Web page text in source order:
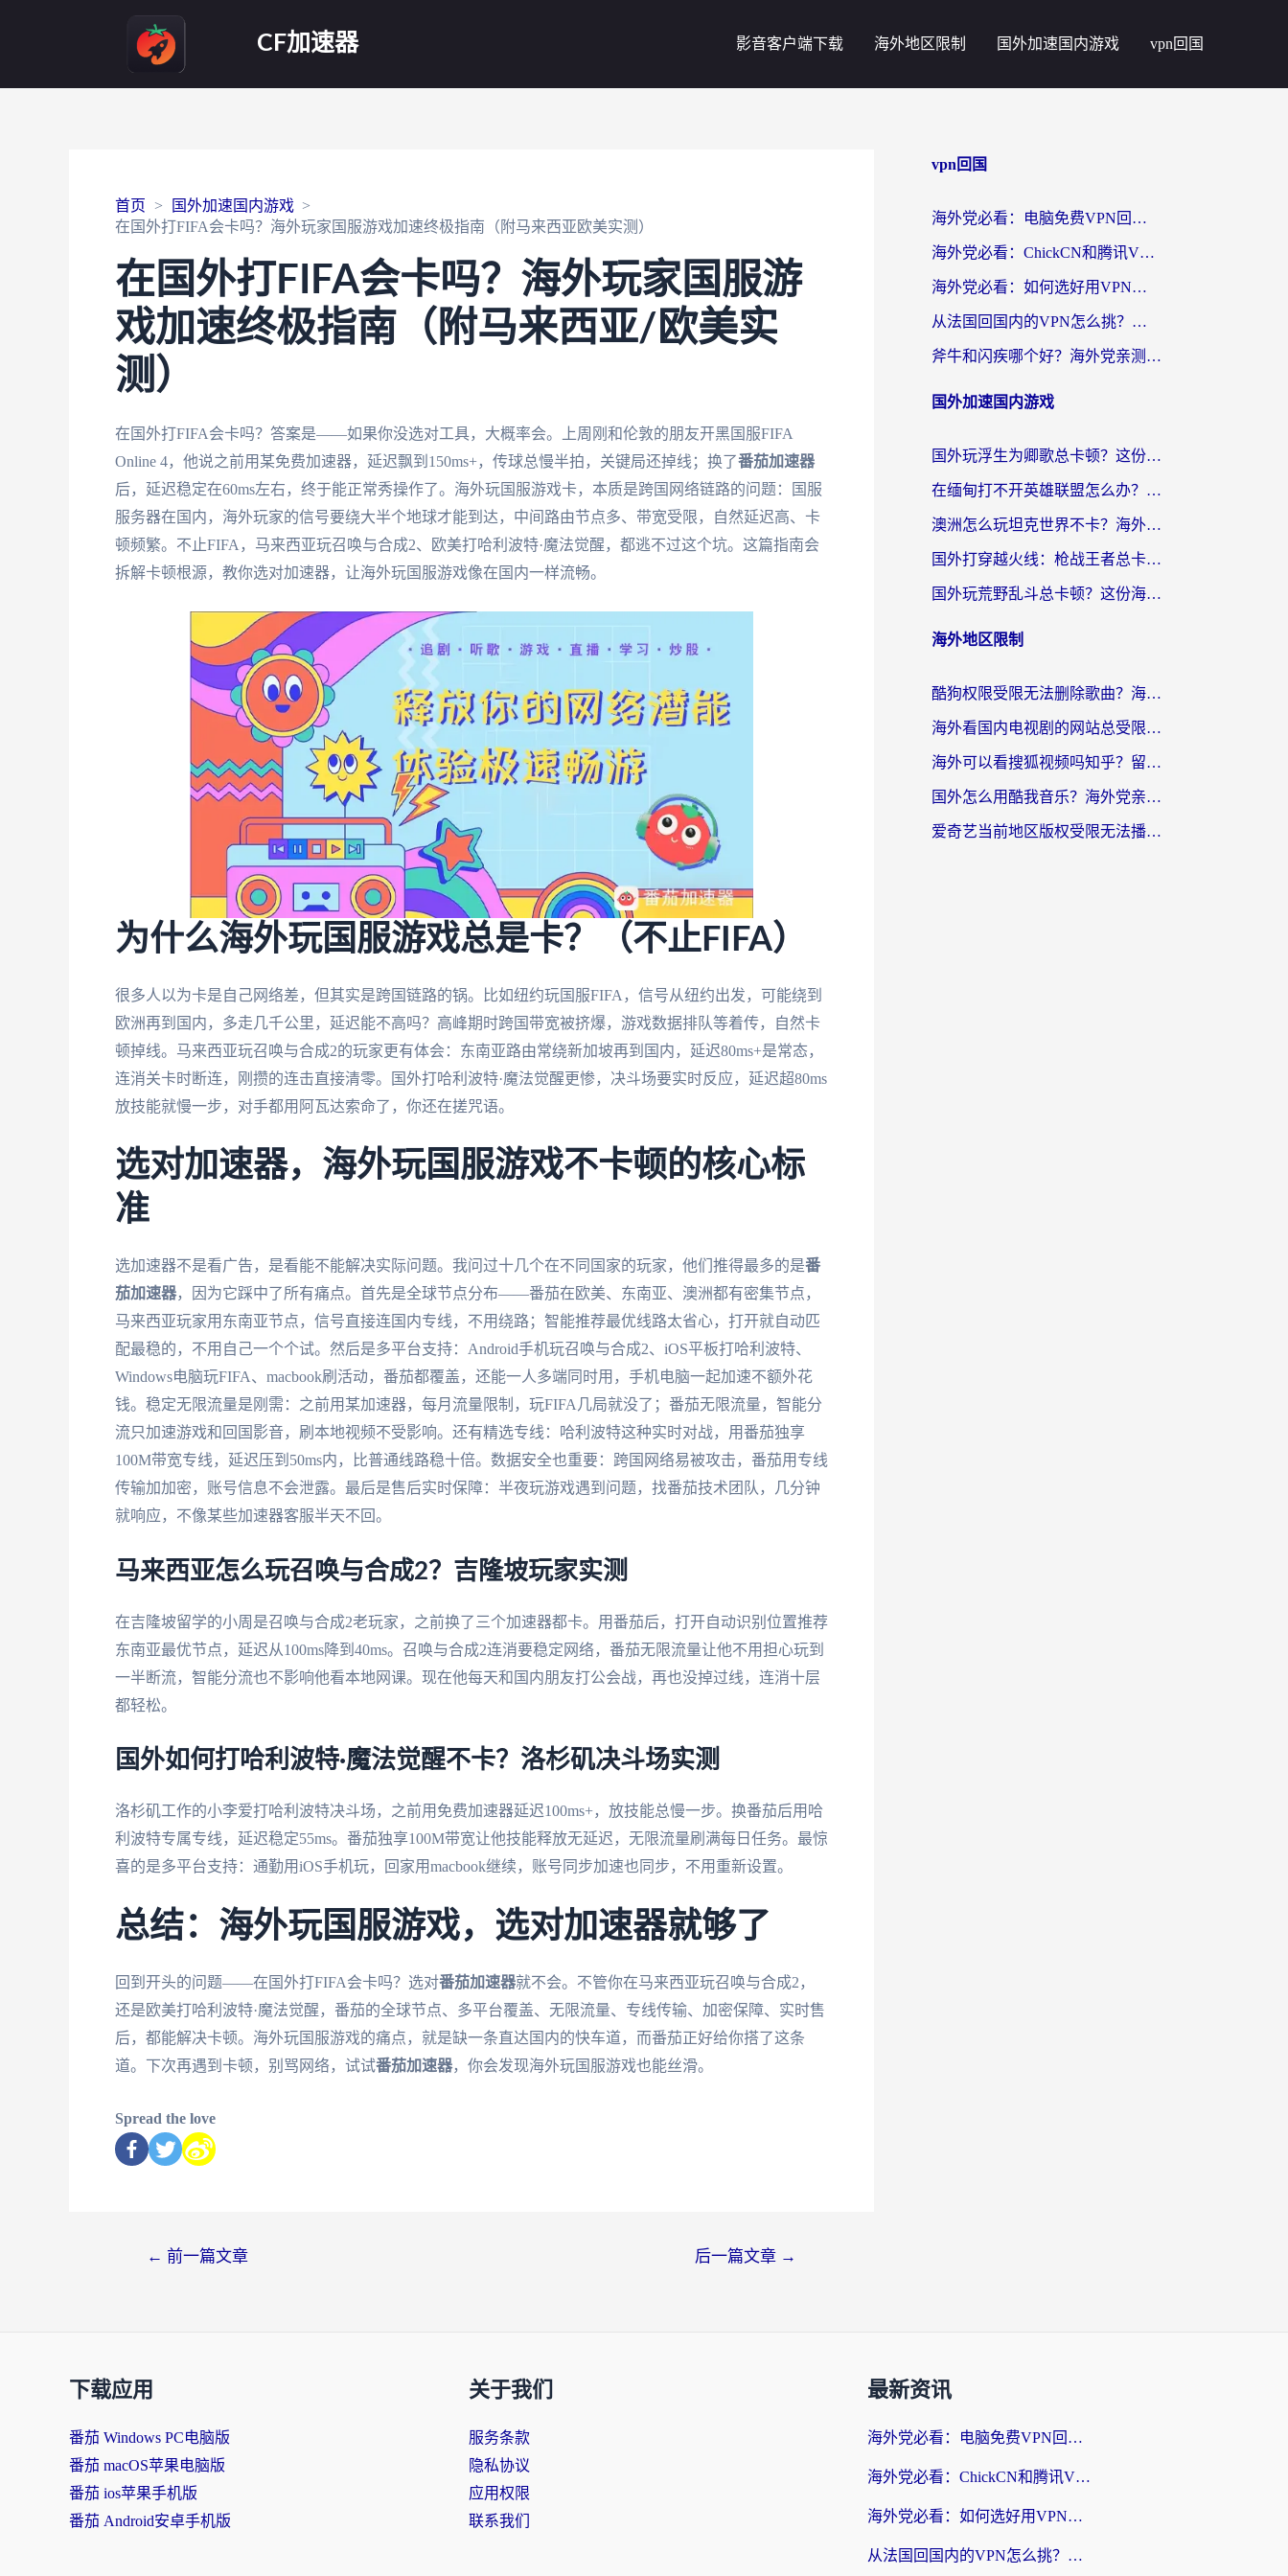
CF加速器 影音客户端下载 海外地区限制 国外加速国内游戏 vpn回国
首页
国外加速国内游戏
在国外打FIFA会卡吗？海外玩家国服游戏加速终极指南（附马来西亚欧美实测）
在国外打FIFA会卡吗？海外玩家国服游
戏加速终极指南（附马来西亚/欧美实
测）
在国外打FIFA会卡吗？答案是——如果你没选对工具，大概率会。上周刚和伦敦的朋友开黑国服FIFA
Online 4，他说之前用某免费加速器，延迟飘到150ms+，传球总慢半拍，关键局还掉线；换了番茄加速器
后，延迟稳定在60ms左右，终于能正常秀操作了。海外玩国服游戏卡，本质是跨国网络链路的问题：国服
服务器在国内，海外玩家的信号要绕大半个地球才能到达，中间路由节点多、带宽受限，自然延迟高、卡
顿频繁。不止FIFA，马来西亚玩召唤与合成2、欧美打哈利波特·魔法觉醒，都逃不过这个坑。这篇指南会
拆解卡顿根源，教你选对加速器，让海外玩国服游戏像在国内一样流畅。
为什么海外玩国服游戏总是卡？（不止FIFA）
很多人以为卡是自己网络差，但其实是跨国链路的锅。比如纽约玩国服FIFA，信号从纽约出发，可能绕到
欧洲再到国内，多走几千公里，延迟能不高吗？高峰期时跨国带宽被挤爆，游戏数据排队等着传，自然卡
顿掉线。马来西亚玩召唤与合成2的玩家更有体会：东南亚路由常绕新加坡再到国内，延迟80ms+是常态，
连消关卡时断连，刚攒的连击直接清零。国外打哈利波特·魔法觉醒更惨，决斗场要实时反应，延迟超80ms
放技能就慢一步，对手都用阿瓦达索命了，你还在搓咒语。
选对加速器，海外玩国服游戏不卡顿的核心标
准
选加速器不是看广告，是看能不能解决实际问题。我问过十几个在不同国家的玩家，他们推得最多的是番
茄加速器，因为它踩中了所有痛点。首先是全球节点分布——番茄在欧美、东南亚、澳洲都有密集节点，
马来西亚玩家用东南亚节点，信号直接连国内专线，不用绕路；智能推荐最优线路太省心，打开就自动匹
配最稳的，不用自己一个个试。然后是多平台支持：Android手机玩召唤与合成2、iOS平板打哈利波特、
Windows电脑玩FIFA、macbook刷活动，番茄都覆盖，还能一人多端同时用，手机电脑一起加速不额外花
钱。稳定无限流量是刚需：之前用某加速器，每月流量限制，玩FIFA几局就没了；番茄无限流量，智能分
流只加速游戏和回国影音，刷本地视频不受影响。还有精选专线：哈利波特这种实时对战，用番茄独享
100M带宽专线，延迟压到50ms内，比普通线路稳十倍。数据安全也重要：跨国网络易被攻击，番茄用专线
传输加加密，账号信息不会泄露。最后是售后实时保障：半夜玩游戏遇到问题，找番茄技术团队，几分钟
就响应，不像某些加速器客服半天不回。
马来西亚怎么玩召唤与合成2？吉隆坡玩家实测
在吉隆坡留学的小周是召唤与合成2老玩家，之前换了三个加速器都卡。用番茄后，打开自动识别位置推荐
东南亚最优节点，延迟从100ms降到40ms。召唤与合成2连消要稳定网络，番茄无限流量让他不用担心玩到
一半断流，智能分流也不影响他看本地网课。现在他每天和国内朋友打公会战，再也没掉过线，连消十层
都轻松。
国外如何打哈利波特·魔法觉醒不卡？洛杉矶决斗场实测
洛杉矶工作的小李爱打哈利波特决斗场，之前用免费加速器延迟100ms+，放技能总慢一步。换番茄后用哈
利波特专属专线，延迟稳定55ms。番茄独享100M带宽让他技能释放无延迟，无限流量刷满每日任务。最惊
喜的是多平台支持：通勤用iOS手机玩，回家用macbook继续，账号同步加速也同步，不用重新设置。
总结：海外玩国服游戏，选对加速器就够了
回到开头的问题——在国外打FIFA会卡吗？选对番茄加速器就不会。不管你在马来西亚玩召唤与合成2，
还是欧美打哈利波特·魔法觉醒，番茄的全球节点、多平台覆盖、无限流量、专线传输、加密保障、实时售
后，都能解决卡顿。海外玩国服游戏的痛点，就是缺一条直达国内的快车道，而番茄正好给你搭了这条
道。下次再遇到卡顿，别骂网络，试试番茄加速器，你会发现海外玩国服游戏也能丝滑。
Spread the love
← 前一篇文章 后一篇文章 →
vpn回国
海外党必看：电脑免费VPN回国真的靠谱吗？附实测对比与最优方案指南
海外党必看：ChickCN和腾讯VPN好用吗？3招选对回国加速器，告别地区限制
海外党必看：如何选好用VPN实现国内资源无缝访问？从越南到全球都适用
从法国回国内的VPN怎么挑？海外党亲测：稳定、多端、安全才是关键
斧牛和闪疾哪个好？海外党亲测3款回国加速器，教你选到不踩坑的那一款
国外加速国内游戏
国外玩浮生为卿歌总卡顿？这份加速器选择指南帮你找回丝滑体验
在缅甸打不开英雄联盟怎么办？海外党亲测有效的国服游戏加速指南
澳洲怎么玩坦克世界不卡？海外党国服游戏加速终极指南（附逆战奇妙碰碰车解决方案）
国外打穿越火线：枪战王者总卡顿？这篇加速器推荐下载指南帮你解决延迟难题
国外玩荒野乱斗总卡顿？这份海外党专属的国服游戏加速攻略请收好
海外地区限制
酷狗权限受限无法删除歌曲？海外党听国内音乐的终极解决方案来了
海外看国内电视剧的网站总受限？教你选对回国加速器，轻松追热剧
海外可以看搜狐视频吗知乎？留学生亲测有效的回国加速器选择指南
国外怎么用酷我音乐？海外党亲测有效的回国加速方案，附千千音乐中文歌收听指南
爱奇艺当前地区版权受限无法播放？海外党追剧看电影的终极解决方案来了
下载应用
番茄 Windows PC电脑版
番茄 macOS苹果电脑版
番茄 ios苹果手机版
番茄 Android安卓手机版
关于我们
服务条款
隐私协议
应用权限
联系我们
最新资讯
海外党必看：电脑免费VPN回国真的靠谱吗？附实测对比与最优方案指南
海外党必看：ChickCN和腾讯VPN好用吗？3招选对回国加速器，告别地区限制
海外党必看：如何选好用VPN实现国内资源无缝访问？从越南到全球都适用
从法国回国内的VPN怎么挑？海外党亲测：稳定、多端、安全才是关键